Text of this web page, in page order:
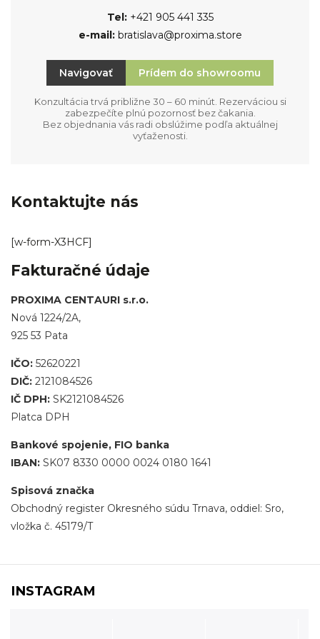
Tel: +421 905 441 335
e-mail: bratislava@proxima.store
Navigovať Prídem do showroomu
Konzultácia trvá približne 30 – 60 minút. Rezerváciou si
zabezpečíte plnú pozornosť bez čakania.
Bez objednania vás radi obslúžime podľa aktuálnej
vyťaženosti.
Kontaktujte nás
[w-form-X3HCF]
Fakturačné údaje
PROXIMA CENTAURI s.r.o.
Nová 1224/2A,
925 53 Pata
IČO: 52620221
DIČ: 2121084526
IČ DPH: SK2121084526
Platca DPH
Bankové spojenie, FIO banka
IBAN: SK07 8330 0000 0024 0180 1641
Spisová značka
Obchodný register Okresného súdu Trnava, oddiel: Sro,
vložka č. 45179/T
INSTAGRAM